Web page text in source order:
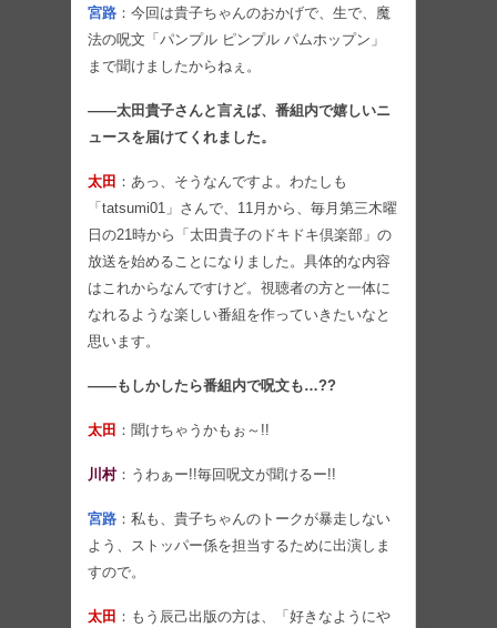
宮路 ：今回は貴子ちゃんのおかげで、生で、魔
法の呪文「パンプル ピンプル パムホップン」
まで聞けましたからねぇ。
――太田貴子さんと言えば、番組内で嬉しいニ
ュースを届けてくれました。
太田 ：あっ、そうなんですよ。わたしも
「tatsumi01」さんで、11月から、毎月第三木曜
日の21時から「太田貴子のドキドキ倶楽部」の
放送を始めることになりました。具体的な内容
はこれからなんですけど。視聴者の方と一体に
なれるような楽しい番組を作っていきたいなと
思います。
――もしかしたら番組内で呪文も…??
太田 ：聞けちゃうかもぉ～!!
川村：うわぁー!!毎回呪文が聞けるー!!
宮路 ：私も、貴子ちゃんのトークが暴走しない
よう、ストッパー係を担当するために出演しま
すので。
太田 ：もう辰己出版の方は、「好きなようにや